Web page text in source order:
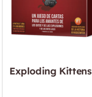
Exploding Kittens